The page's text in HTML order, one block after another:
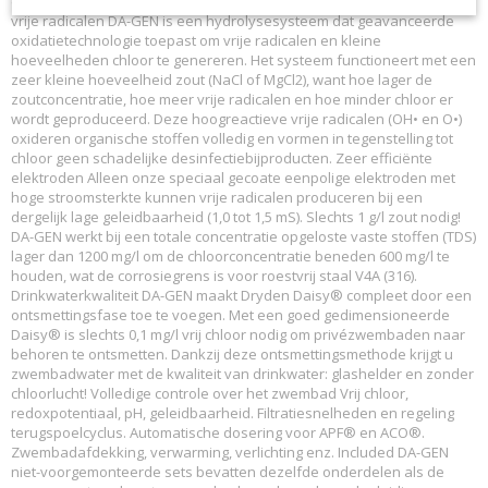
vrije radicalen DA-GEN is een hydrolysesysteem dat geavanceerde
oxidatietechnologie toepast om vrije radicalen en kleine
hoeveelheden chloor te genereren. Het systeem functioneert met een
zeer kleine hoeveelheid zout (NaCl of MgCl2), want hoe lager de
zoutconcentratie, hoe meer vrije radicalen en hoe minder chloor er
wordt geproduceerd. Deze hoogreactieve vrije radicalen (OH• en O•)
oxideren organische stoffen volledig en vormen in tegenstelling tot
chloor geen schadelijke desinfectiebijproducten. Zeer efficiënte
elektroden Alleen onze speciaal gecoate eenpolige elektroden met
hoge stroomsterkte kunnen vrije radicalen produceren bij een
dergelijk lage geleidbaarheid (1,0 tot 1,5 mS). Slechts 1 g/l zout nodig!
DA-GEN werkt bij een totale concentratie opgeloste vaste stoffen (TDS)
lager dan 1200 mg/l om de chloorconcentratie beneden 600 mg/l te
houden, wat de corrosiegrens is voor roestvrij staal V4A (316).
Drinkwaterkwaliteit DA-GEN maakt Dryden Daisy® compleet door een
ontsmettingsfase toe te voegen. Met een goed gedimensioneerde
Daisy® is slechts 0,1 mg/l vrij chloor nodig om privézwembaden naar
behoren te ontsmetten. Dankzij deze ontsmettingsmethode krijgt u
zwembadwater met de kwaliteit van drinkwater: glashelder en zonder
chloorlucht! Volledige controle over het zwembad Vrij chloor,
redoxpotentiaal, pH, geleidbaarheid. Filtratiesnelheden en regeling
terugspoelcyclus. Automatische dosering voor APF® en ACO®.
Zwembadafdekking, verwarming, verlichting enz. Included DA-GEN
niet-voorgemonteerde sets bevatten dezelfde onderdelen als de